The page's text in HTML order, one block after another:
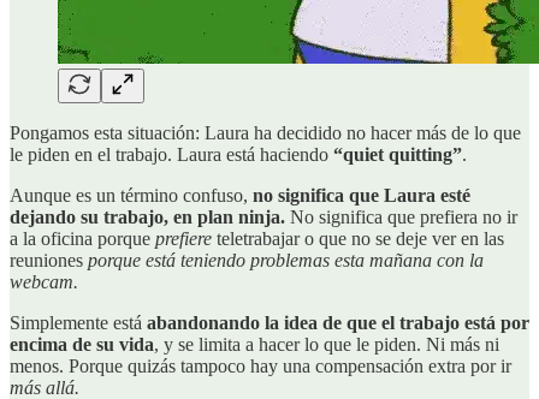
Pongamos esta situación: Laura ha decidido no hacer más de lo que
le piden en el trabajo. Laura está haciendo “quiet quitting”.
Aunque es un término confuso, no significa que Laura esté
dejando su trabajo, en plan ninja. No significa que prefiera no ir
a la oficina porque prefiere teletrabajar o que no se deje ver en las
reuniones porque está teniendo problemas esta mañana con la
webcam.
Simplemente está abandonando la idea de que el trabajo está por
encima de su vida, y se limita a hacer lo que le piden. Ni más ni
menos. Porque quizás tampoco hay una compensación extra por ir
más allá.